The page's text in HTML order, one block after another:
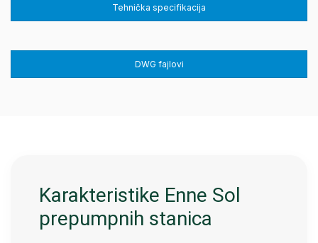
Tehnička specifikacija
DWG fajlovi
Karakteristike Enne Sol
prepumpnih stanica